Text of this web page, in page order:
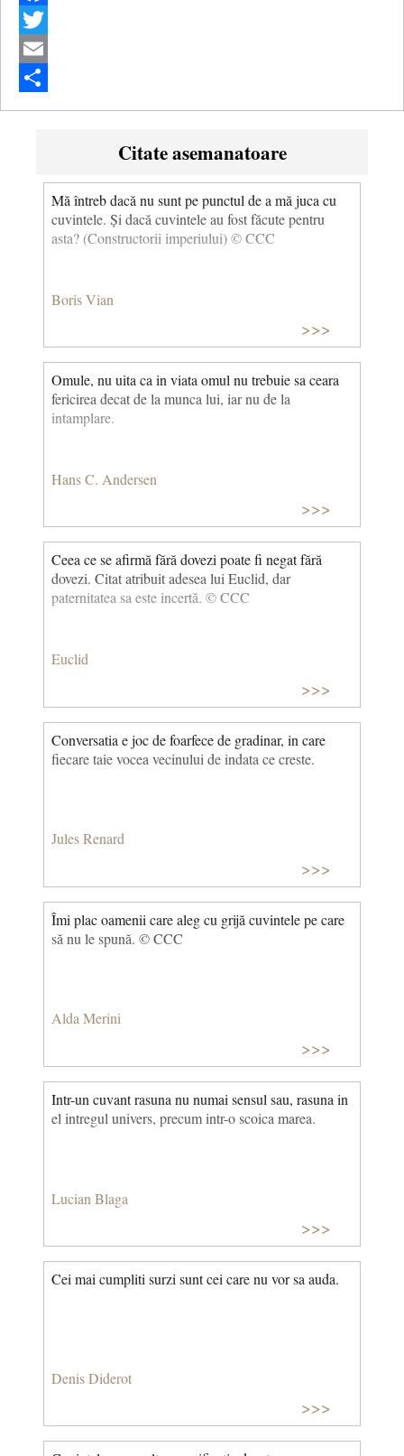
Facebook
Twitter
Email
Share
Citate asemanatoare
Mă întreb dacă nu sunt pe punctul de a mă juca cu
cuvintele. Și dacă cuvintele au fost făcute pentru
asta? (Constructorii imperiului) © CCC
Boris Vian
>>>
Omule, nu uita ca in viata omul nu trebuie sa ceara
fericirea decat de la munca lui, iar nu de la
intamplare.
Hans C. Andersen
>>>
Ceea ce se afirmă fără dovezi poate fi negat fără
dovezi. Citat atribuit adesea lui Euclid, dar
paternitatea sa este incertă. © CCC
Euclid
>>>
Conversatia e joc de foarfece de gradinar, in care
fiecare taie vocea vecinului de indata ce creste.
Jules Renard
>>>
Îmi plac oamenii care aleg cu grijă cuvintele pe care
să nu le spună. © CCC
Alda Merini
>>>
Intr-un cuvant rasuna nu numai sensul sau, rasuna in
el intregul univers, precum intr-o scoica marea.
Lucian Blaga
>>>
Cei mai cumpliti surzi sunt cei care nu vor sa auda.
Denis Diderot
>>>